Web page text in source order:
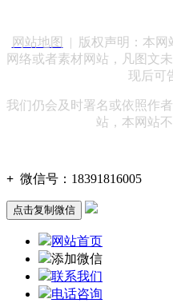
网站地图
| 版权声明：本网
网络或者素材网站，凡图文
现后可
我们仍会及时署名或依照作
站，本网站
+ 微信号： 18391816005
点击复制微信
网站首页
添加微信
联系我们
电话咨询